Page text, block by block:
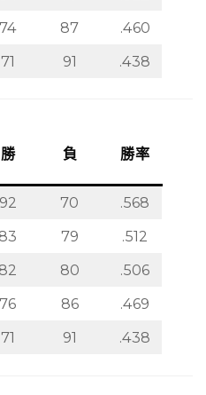
74 87
.460
71 91 .438
勝 負 勝率
92 70
.568
83 79
.512
82 80
.506
76 86
.469
71 91 .438